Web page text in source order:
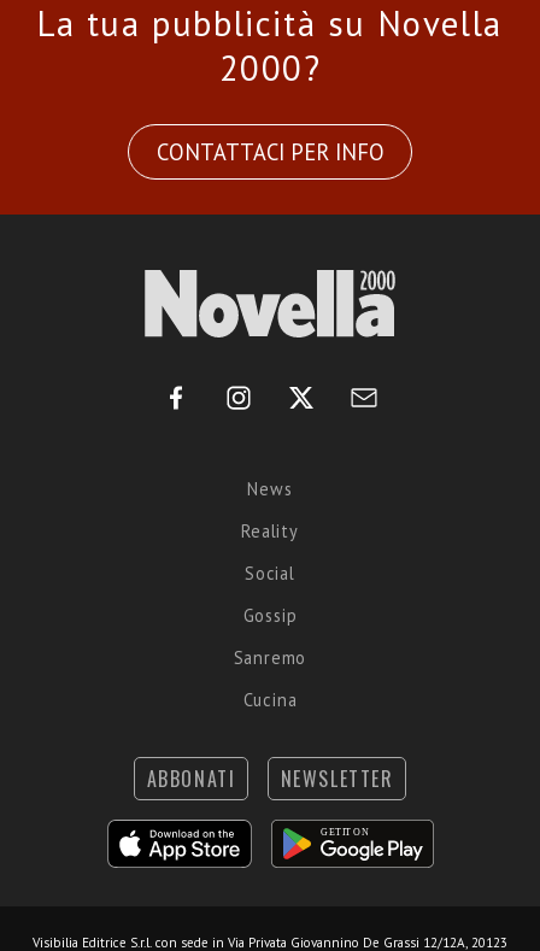
La tua pubblicità su Novella
2000?
CONTATTACI PER INFO
News
Reality
Social
Gossip
Sanremo
Cucina
ABBONATI NEWSLETTER
Visibilia Editrice S.r.l. con sede in Via Privata Giovannino De Grassi 12/12A, 20123